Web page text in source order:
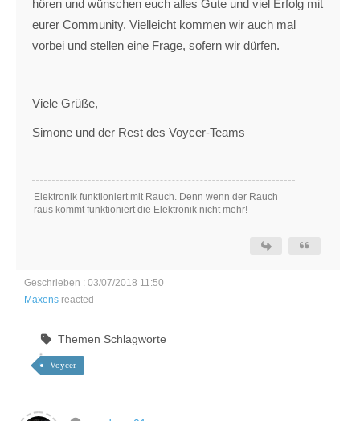
hören und wünschen euch alles Gute und viel Erfolg mit
eurer Community. Vielleicht kommen wir auch mal
vorbei und stellen eine Frage, sofern wir dürfen.
Viele Grüße,
Simone und der Rest des Voycer-Teams
Elektronik funktioniert mit Rauch. Denn wenn der Rauch
raus kommt funktioniert die Elektronik nicht mehr!
Geschrieben : 03/07/2018 11:50
Maxens reacted
Themen Schlagworte
Voycer